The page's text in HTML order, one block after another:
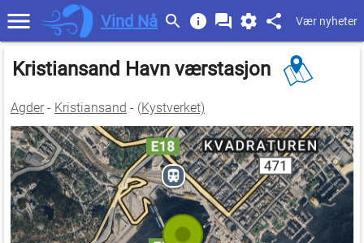
Vind Nå Vær nyheter
Kristiansand Havn værstasjon
Agder - Kristiansand - (Kystverket)